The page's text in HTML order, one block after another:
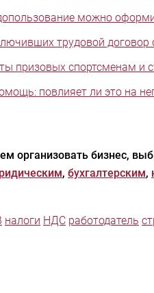
можно
трудовой
призовых спортсменам и
повлияет ли это на
организовать бизнес,
, бухгалтерским,
налоги НДС работодатель